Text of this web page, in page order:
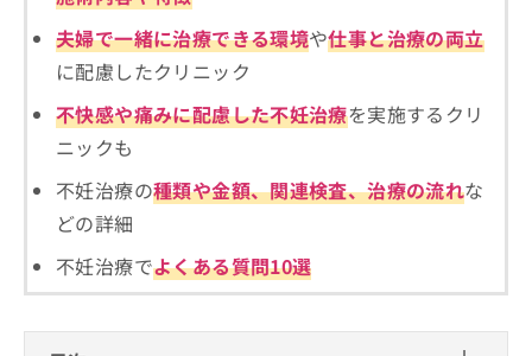
夫婦で一緒に治療できる環境や仕事と治療の両立
に配慮したクリニック
不快感や痛みに配慮した不妊治療を実施するクリ
ニックも
不妊治療の種類や金額、関連検査、治療の流れな
どの詳細
不妊治療でよくある質問10選
予
約・
症状
相談
はで
せん
ので
ご了
承く
ださ
い。
情
充
し
は
こ
資
請
こ
無